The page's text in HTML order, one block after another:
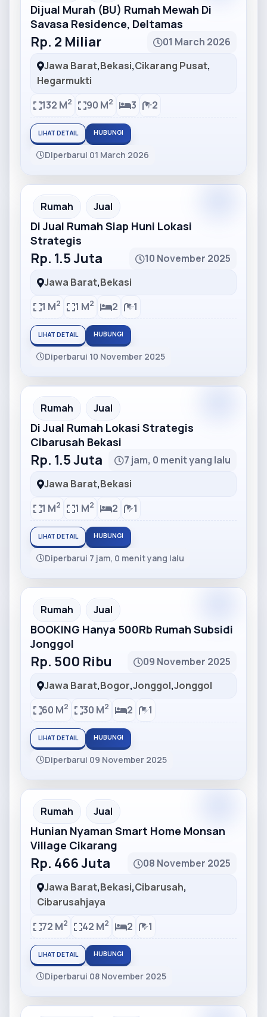
Dijual Murah (BU) Rumah Mewah Di
Savasa Residence, Deltamas
Rp. 2 Miliar
01 March 2026
Jawa Barat,Bekasi,Cikarang Pusat,
Hegarmukti
132 M2 90 M2 3 2
LIHAT DETAIL HUBUNGI
Diperbarui 01 March 2026
Partner Ad
Rumah Jual
Di Jual Rumah Siap Huni Lokasi
Strategis
Rp. 1.5 Juta
10 November 2025
Jawa Barat,Bekasi
1 M2 1 M2 2 1
LIHAT DETAIL HUBUNGI
Diperbarui 10 November 2025
Partner Ad
Rumah Jual
Di Jual Rumah Lokasi Strategis
Cibarusah Bekasi
Rp. 1.5 Juta
7 jam, 0 menit yang lalu
Jawa Barat,Bekasi
1 M2 1 M2 2 1
LIHAT DETAIL HUBUNGI
Diperbarui 7 jam, 0 menit yang lalu
Partner Ad
Rumah Jual
BOOKING Hanya 500Rb Rumah Subsidi
Jonggol
Rp. 500 Ribu
09 November 2025
Jawa Barat,Bogor,Jonggol,Jonggol
60 M2 30 M2 2 1
LIHAT DETAIL HUBUNGI
Diperbarui 09 November 2025
Partner Ad
Rumah Jual
Hunian Nyaman Smart Home Monsan
Village Cikarang
Rp. 466 Juta
08 November 2025
Jawa Barat,Bekasi,Cibarusah,
Cibarusahjaya
72 M2 42 M2 2 1
LIHAT DETAIL HUBUNGI
Diperbarui 08 November 2025